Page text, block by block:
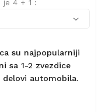
je 4 + 1 :
su najpopularniji
sa 1-2 zvezdice
automobila.